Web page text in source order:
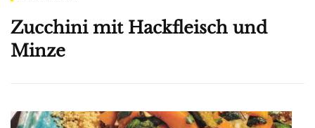
Zucchini mit Hackfleisch und
Minze